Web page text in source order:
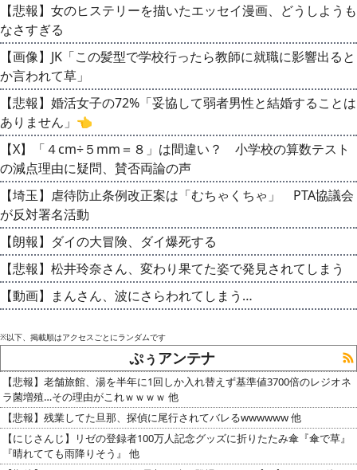
【悲報】女のヒステリーを描いたエッセイ漫画、どうしようも
なさすぎる
【画像】JK「この髪型で学校行ったら教師に就職に影響出ると
か言われて草」
【悲報】婚活女子の72%「妥協して弱者男性と結婚することは
ありません」👈
【X】「４cm÷５mm＝８」は間違い？ 小学校の算数テスト
の減点理由に疑問、賛否両論の声
【埼玉】虐待防止条例改正案は「むちゃくちゃ」 PTA協議会
が反対署名活動
【朗報】ダイの大冒険、ダイ爆死する
【悲報】松井玲奈さん、変わり果てた姿で発見されてしまう
【動画】まんさん、波にさらわれてしまう…
※以下、掲載順はアクセスごとにランダムです
ぷぅアンテナ
【悲報】老舗旅館、湯を半年に1回しか入れ替えず基準値3700倍のレジオネ
ラ菌増殖…その理由がこれｗｗｗｗ 他
【悲報】残業してた旦那、探偵に尾行されてバレるwwwwww 他
【にじさんじ】リゼの登録者100万人記念グッズに折りたたみ傘『傘で草』
『晴れてても雨降りそう』 他